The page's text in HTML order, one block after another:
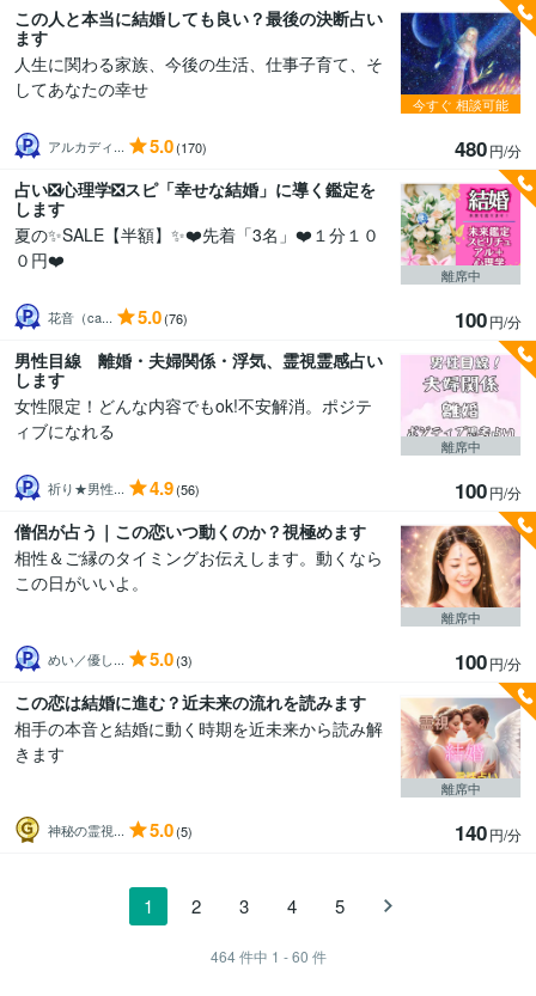
この人と本当に結婚しても良い？最後の決断占い
ます
人生に関わる家族、今後の生活、仕事子育て、そ
してあなたの幸せ
アルカディ... 5.0(170) 480円/分
今すぐ 相談可能
占い❎心理学❎スピ「幸せな結婚」に導く鑑定を
します
夏の✨SALE【半額】✨❤️先着「3名」❤️１分１０
０円❤️
花音（ca... 5.0(76) 100円/分
離席中
男性目線 離婚・夫婦関係・浮気、霊視霊感占い
します
女性限定！どんな内容でもok!不安解消。ポジテ
ィブになれる
祈り★男性... 4.9(56) 100円/分
離席中
僧侶が占う｜この恋いつ動くのか？視極めます
相性＆ご縁のタイミングお伝えします。動くなら
この日がいいよ。
めい／優し... 5.0(3) 100円/分
離席中
この恋は結婚に進む？近未来の流れを読みます
相手の本音と結婚に動く時期を近未来から読み解
きます
神秘の霊視... 5.0(5) 140円/分
離席中
1 2 3 4 5
464 件中 1 - 60 件